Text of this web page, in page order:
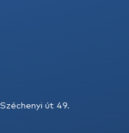
út 49.